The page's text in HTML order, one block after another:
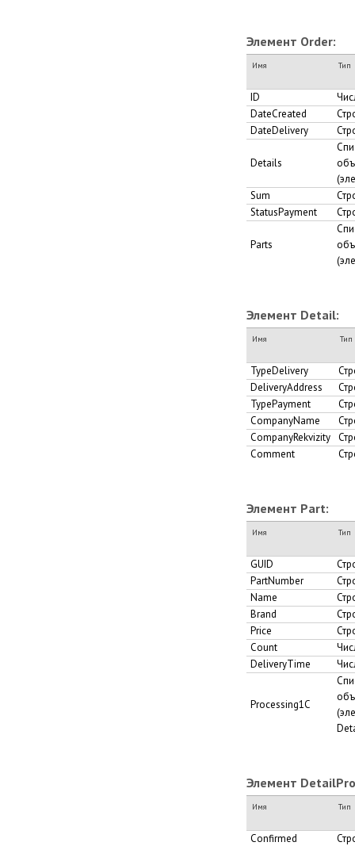
Элемент Order:
Имя Тип
ID
DateCreated
DateDelivery
Details
Sum
StatusPayment
Parts
Элемент Detail:
Имя Тип
TypeDelivery
DeliveryAddress
TypePayment
CompanyName
CompanyRekvizity
Comment
Элемент Part:
Имя Тип
GUID
PartNumber
Name
Brand
Price
Count
DeliveryTime
Processing1C
Элемент
Имя Тип
Confirmed